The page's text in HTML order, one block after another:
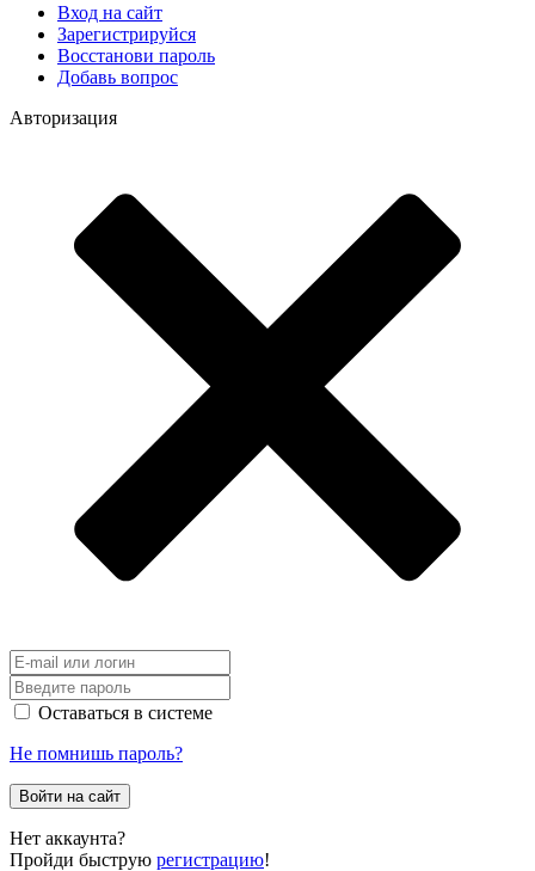
Вход на сайт
Зарегистрируйся
Восстанови пароль
Добавь вопрос
Авторизация
Оставаться в системе
Не помнишь пароль?
Войти на сайт
Нет аккаунта?
Пройди быструю регистрацию!